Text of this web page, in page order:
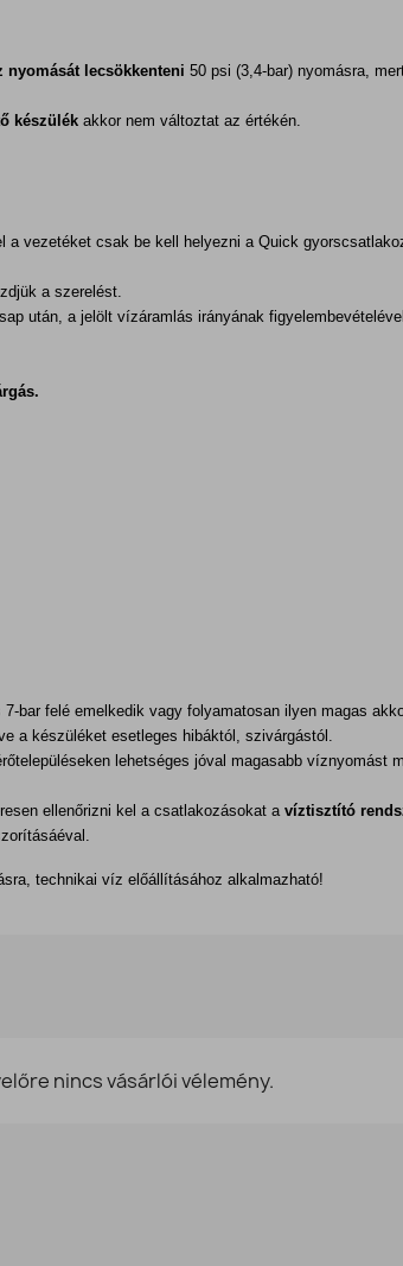
lecsökkenteni 50 psi (3,4-bar) nyomásra,
készülék akkor nem változtat az értékén.
a vezetéket csak be kell helyezni a Quick
a szerelést.
után, a jelölt vízáramlás irányának
bar felé emelkedik vagy folyamatosan ilyen magas
a készüléket esetleges hibáktól, szivárgástól.
lehetséges jóval magasabb víznyomást
ellenőrizni kel a csatlakozásokat a víztisztító
technikai víz előállításához alkalmazható!
nincs vásárlói vélemény.